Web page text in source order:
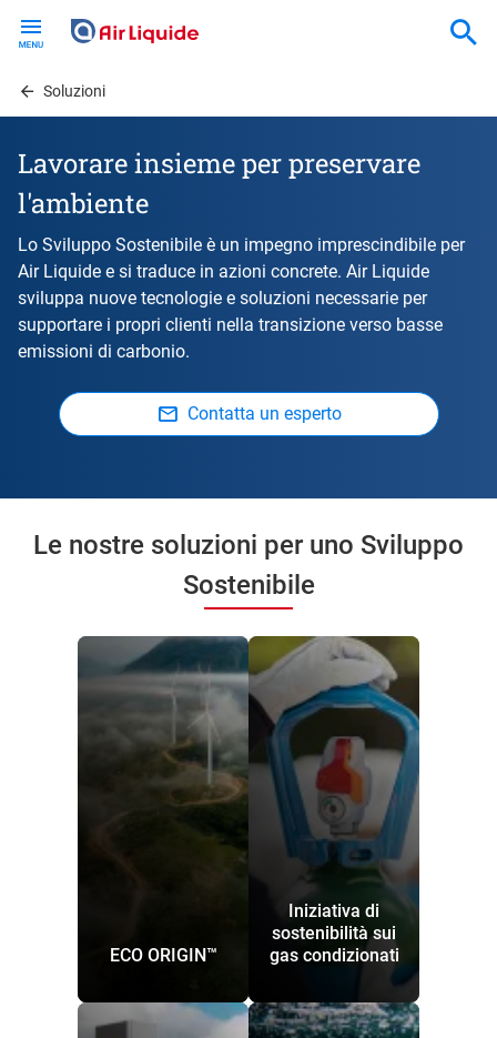
contentSoluzioni
Lavorare insieme per preservare
l'ambiente
Lo Sviluppo Sostenibile è un impegno imprescindibile per
Air Liquide e si traduce in azioni concrete. Air Liquide
sviluppa nuove tecnologie e soluzioni necessarie per
supportare i propri clienti nella transizione verso basse
emissioni di carbonio.
Contatta un esperto
Le nostre soluzioni per uno Sviluppo
Sostenibile
ECO ORIGIN™
Iniziativa di
sostenibilità sui
gas condizionati